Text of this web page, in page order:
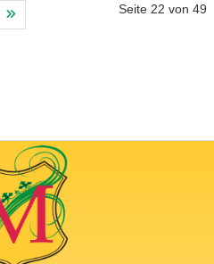
Seite 22 von 49